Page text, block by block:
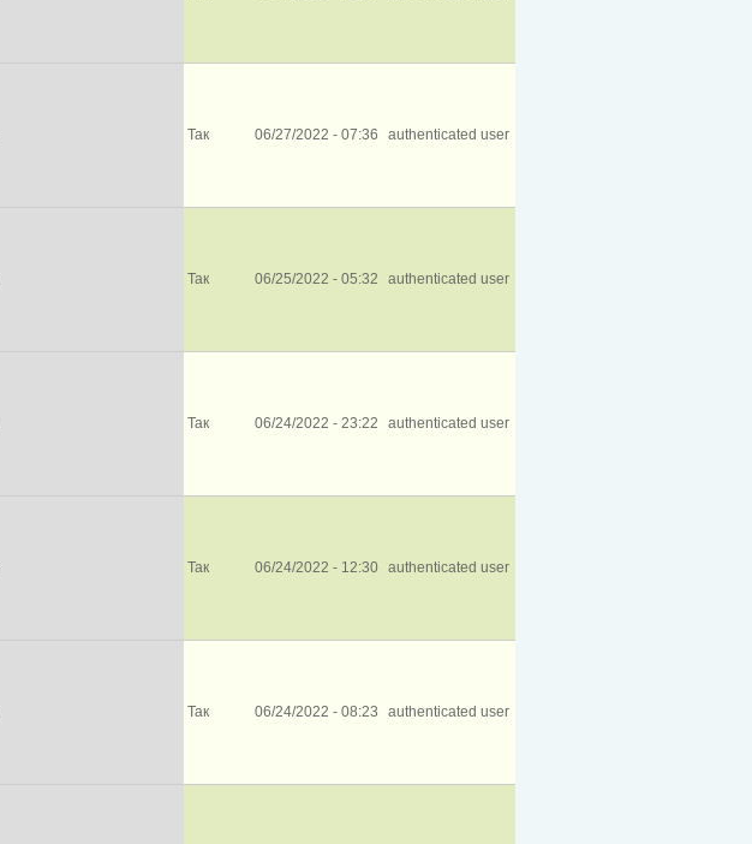
Так 06/27/2022 - 07:36 authenticated user
Так 06/25/2022 - 05:32 authenticated user
Так 06/24/2022 - 23:22 authenticated user
Так 06/24/2022 - 12:30 authenticated user
Так 06/24/2022 - 08:23 authenticated user